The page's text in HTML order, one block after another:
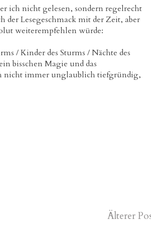
ich nicht gelesen, sondern regelrecht
der Lesegeschmack mit der Zeit, aber
weiterempfehlen würde:
/ Kinder des Sturms / Nächte des
bisschen Magie und das
nicht immer unglaublich tiefgründig,
Älterer